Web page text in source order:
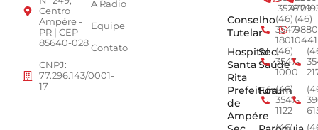
Centro
Ampére -
PR | CEP
85640-028
CNPJ:
77.296.143/0001-
17
A Radio
Equipe
Contato
35284779
Conselho
Tutelar
(46)
3547-
1801
(46)
0441
Hospital
Santa
Rita
Sec.
Saúde
(46)
3547-
1000
Prefeitura
de
Ampére
Fórum
(46)
3547-
1122
(46)